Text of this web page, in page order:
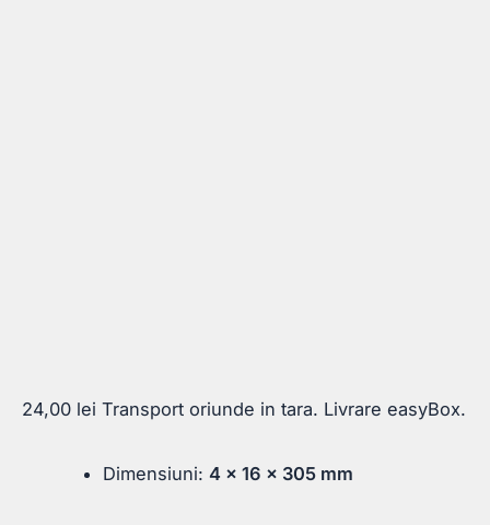
24,00 lei Transport oriunde in tara. Livrare easyBox.
Dimensiuni: 4 x 16 x 305 mm